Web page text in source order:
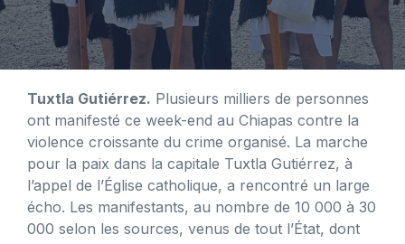
Tuxtla Gutiérrez. Plusieurs milliers de personnes
ont manifesté ce week-end au Chiapas contre la
violence croissante du crime organisé. La marche
pour la paix dans la capitale Tuxtla Gutiérrez, à
l’appel de l’Église catholique, a rencontré un large
écho. Les manifestants, au nombre de 10 000 à 30
000 selon les sources, venus de tout l’État, dont